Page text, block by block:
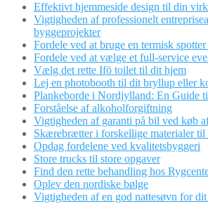
Effektivt hjemmeside design til din
Vigtigheden af professionelt
byggeprojekter
Fordele ved at bruge en termisk
Fordele ved at vælge et full-service
Vælg det rette Ifö toilet til dit hjem
Lej en photobooth til dit bryllup eller
Plankeborde i Nordjylland: En Guide
Forståelse af alkoholforgiftning
Vigtigheden af garanti på bil ved køb
Skærebrætter i forskellige materialer til
Opdag fordelene ved kvalitetsbyggeri
Store trucks til store opgaver
Find den rette behandling hos
Oplev den nordiske bølge
Vigtigheden af en god nattesøvn for